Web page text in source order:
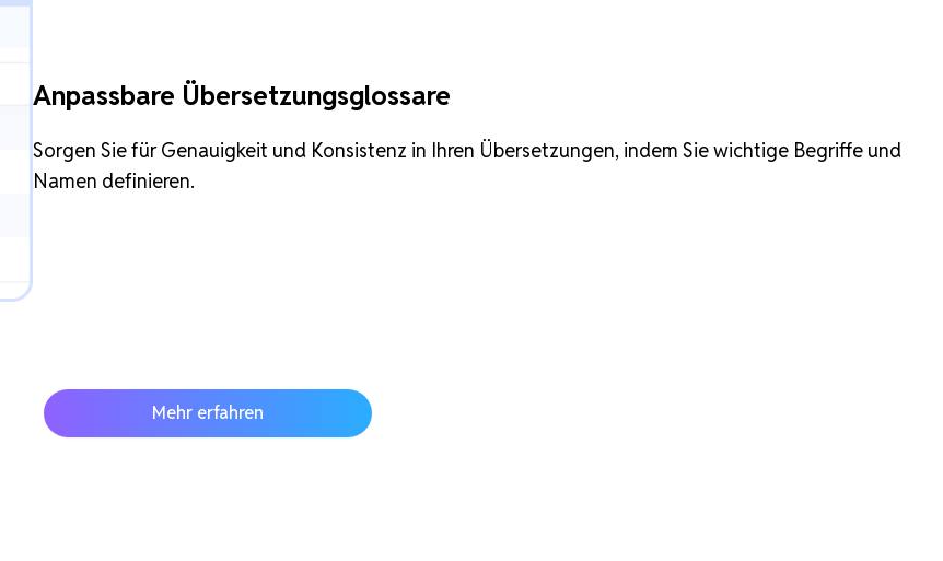
Anpassbare Übersetzungsglossare
Sorgen Sie für Genauigkeit und Konsistenz in Ihren Übersetzungen, indem Sie wichtige Begriffe und
Namen definieren.
Mehr erfahren